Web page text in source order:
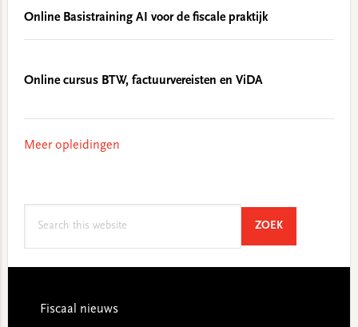
Online Basistraining AI voor de fiscale praktijk
Online cursus BTW, factuurvereisten en ViDA
Meer opleidingen
ZOEKSEARCH
Footer
Fiscaal nieuws